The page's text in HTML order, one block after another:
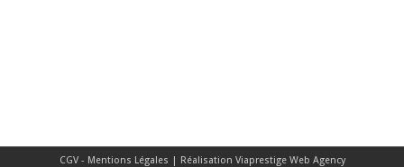
CGV - Mentions Légales | Réalisation Viaprestige Web Agency